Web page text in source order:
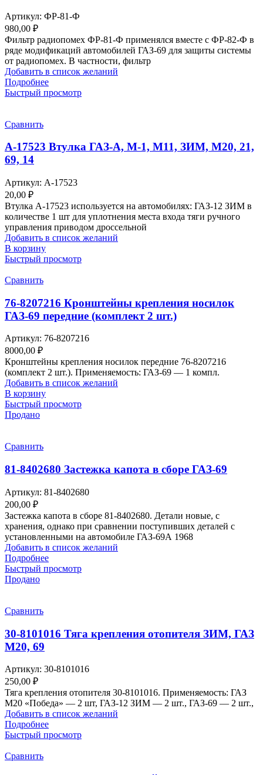
Артикул: ФР-81-Ф
980,00 ₽
Фильтр радиопомех ФР-81-Ф применялся вместе с ФР-82-Ф в
ряде модификаций автомобилей ГАЗ-69 для защиты системы
от радиопомех. В частности, фильтр
Добавить в список желаний
Подробнее
Быстрый просмотр
Сравнить
А-17523 Втулка ГАЗ-А, М-1, М11, ЗИМ, М20, 21,
69, 14
Артикул: А-17523
20,00 ₽
Втулка А-17523 используется на автомобилях: ГАЗ-12 ЗИМ в
количестве 1 шт для уплотнения места входа тяги ручного
управления приводом дроссельной
Добавить в список желаний
В корзину
Быстрый просмотр
Сравнить
76-8207216 Кронштейны крепления носилок
ГАЗ-69 передние (комплект 2 шт.)
Артикул: 76-8207216
8000,00 ₽
Кронштейны крепления носилок передние 76-8207216
(комплект 2 шт.). Применяемость: ГАЗ-69 — 1 компл.
Добавить в список желаний
В корзину
Быстрый просмотр
Продано
Сравнить
81-8402680 Застежка капота в сборе ГАЗ-69
Артикул: 81-8402680
200,00 ₽
Застежка капота в сборе 81-8402680. Детали новые, с
хранения, однако при сравнении поступивших деталей с
установленными на автомобиле ГАЗ-69А 1968
Добавить в список желаний
Подробнее
Быстрый просмотр
Продано
Сравнить
30-8101016 Тяга крепления отопителя ЗИМ, ГАЗ
М20, 69
Артикул: 30-8101016
250,00 ₽
Тяга крепления отопителя 30-8101016. Применяемость: ГАЗ
М20 «Победа» — 2 шт, ГАЗ-12 ЗИМ — 2 шт., ГАЗ-69 — 2 шт.,
Добавить в список желаний
Подробнее
Быстрый просмотр
Сравнить